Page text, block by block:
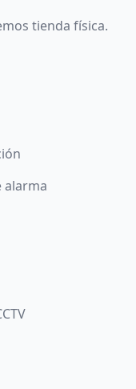
tienda física.
alarma